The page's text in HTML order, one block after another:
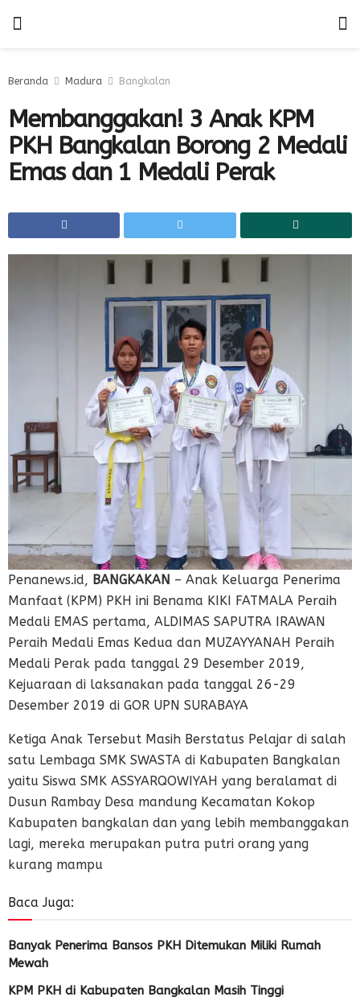
Beranda Madura Bangkalan
Membanggakan! 3 Anak KPM
PKH Bangkalan Borong 2 Medali
Emas dan 1 Medali Perak
Penanews.id, BANGKAKAN – Anak Keluarga Penerima
Manfaat (KPM) PKH ini Benama KIKI FATMALA Peraih
Medali EMAS pertama, ALDIMAS SAPUTRA IRAWAN
Peraih Medali Emas Kedua dan MUZAYYANAH Peraih
Medali Perak pada tanggal 29 Desember 2019,
Kejuaraan di laksanakan pada tanggal 26-29
Desember 2019 di GOR UPN SURABAYA
Ketiga Anak Tersebut Masih Berstatus Pelajar di salah
satu Lembaga SMK SWASTA di Kabupaten Bangkalan
yaitu Siswa SMK ASSYARQOWIYAH yang beralamat di
Dusun Rambay Desa mandung Kecamatan Kokop
Kabupaten bangkalan dan yang lebih membanggakan
lagi, mereka merupakan putra putri orang yang
kurang mampu
Baca Juga:
Banyak Penerima Bansos PKH Ditemukan Miliki Rumah
Mewah
KPM PKH di Kabupaten Bangkalan Masih Tinggi